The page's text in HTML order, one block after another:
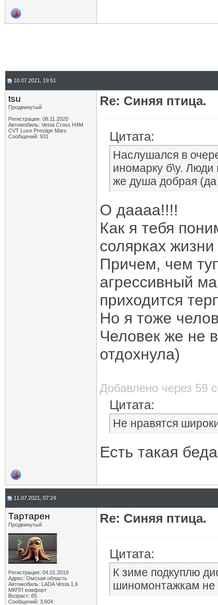
10.07.2021, 19:51
tsu
Продвинутый
Регистрация: 08.11.2020
Автомобиль: Vesta Cross H4M
CVT Luxe Prestige Mars
Сообщений: 931
Re: Синяя птица.
Цитата:
Наслушался в
иномарку б\у. Люди
же душа добрая (да
О даааа!!!!
Как я тебя
солярках
Причем, чем
агрессивный
приходится
Но я тоже
Человек же не
отдохнула)
Добавлено через 59
Цитата:
Не нравятся
Есть такая беда
11.07.2021, 07:24
Тартарен
Продвинутый
Регистрация: 04.01.2019
Адрес: Омская область
Автомобиль: LADA Vesta 1,6
МКПП комфорт
Возраст: 65
Сообщений: 3,604
Re: Синяя птица.
Цитата:
К зиме подкуплю
шиномонтажкам не